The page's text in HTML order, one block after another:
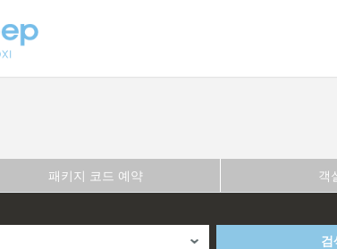
패키지 코드 예약 객
검